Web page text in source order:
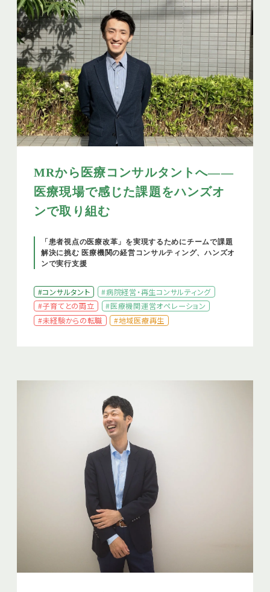
MRから医療コンサルタントへ——
医療現場で感じた課題をハンズオ
ンで取り組む
「患者視点の医療改革」を実現するためにチームで課題
解決に挑む 医療機関の経営コンサルティング、ハンズオ
ンで実行支援
#コンサルタント
#病院経営・再生コンサルティング
#子育てとの両立
#医療機関運営オペレーション
#未経験からの転職
#地域医療再生